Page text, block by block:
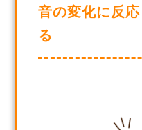
音の変化に反
る